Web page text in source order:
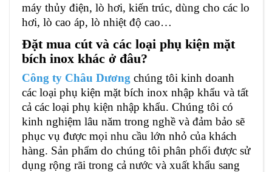
máy thủy điện, lò hơi, kiến trúc, dùng cho các lo
hơi, lò cao áp, lò nhiệt độ cao…
Đặt mua cút và các loại phụ kiện mặt
bích inox khác ở đâu?
Công ty Châu Dương chúng tôi kinh doanh
các loại phụ kiện mặt bích inox nhập khẩu và tất
cả các loại phụ kiện nhập khẩu. Chúng tôi có
kinh nghiệm lâu năm trong nghề và đảm bảo sẽ
phục vụ được mọi nhu cầu lớn nhỏ của khách
hàng. Sản phẩm do chúng tôi phân phối được sử
dụng rộng rãi trong cả nước và xuất khẩu sang